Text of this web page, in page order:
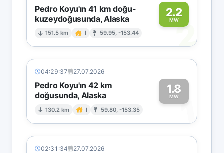
Pedro Koyu'ın 41 km doğu-
kuzeydoğusunda, Alaska
151.5 km I 59.95, -153.44
2.2
MW2
04:29:37 27.07.2026
Pedro Koyu'ın 42 km
doğusunda, Alaska
130.2 km I 59.80, -153.35
1.8
MW1
02:31:34 27.07.2026